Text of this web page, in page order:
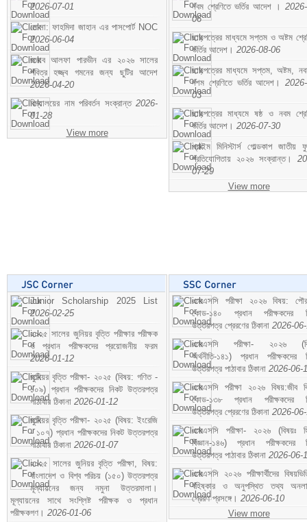
2026-07-01
মোসা: ফাহমিদা জাহান এর পাসপোর্ট NOC
2026-06-04
জনাব আলফা পারভীন এর ২০২৬ সালের
পবিত্র হজ্জ্ব গমনের জন্য ছুটির আদেশ
2026-04-20
বিদ্যালয়ের নাম পরিবর্তন সংক্রান্ত 2026-
01-28
View more
নবম শ্রেণিতে ভর্তির আদেশ ।
06
ছাড়পত্রের মাধ্যমে সপ্তম ও অষ্টম
ভর্তির আদেশ। 2026-08-06
ছাড়পত্রের মাধ্যমে সপ্তম, অষ্টম,
দশম শ্রেণিতে ভর্তির আদেশ।
03
ছাড়পত্রের মাধ্যমে ষষ্ঠ ও নবম
ভর্তির আদেশ। 2026-07-30
প্রাইম মিনিস্টার্স গোল্ডকাপ জাতীয়
প্রতিযোগিতায় ২০২৬ সংক্রান্ত।
07-29
View more
Junior Scholarship 2025 List
2026-02-25
২০২৫ সালের জুনিয়র বৃত্তি পরীক্ষার পরীক্ষক
ও প্রধান পরীক্ষকদের প্রয়োজনীয় ফরম
2026-01-12
জুনিয়র বৃত্তি পরীক্ষা- ২০২৫ (বিষয়: গণিত -
১০৯) প্রধান পরীক্ষকদের নিকট উত্তরপত্র
পাঠাবার ঠিকানা 2026-01-12
জুনিয়র বৃত্তি পরীক্ষা- ২০২৫ (বিষয়: ইংরেজি
- ১০৭) প্রধান পরীক্ষকদের নিকট উত্তরপত্র
পাঠাবার ঠিকানা 2026-01-07
২০২৫ সালের জুনিয়র বৃত্তি পরীক্ষা, বিষয়:
বাংলাদেশ ও বিশ্ব পরিচয় (১৫০) উত্তরপত্র
মূল্যায়নের জন্য নমুনা উত্তরমালা।
মূল্যায়নের সাথে সংশ্লিষ্ট পরীক্ষক ও প্রধান
পরীক্ষকগণ। 2026-01-06
এসএসসি পরীক্ষা ২০২৬ বিষয়:
কোড-১৪০ প্রধান পরীক্ষকদের
উত্তরপত্র প্রেরণের ঠিকানা 2026-
এসএসসি পরীক্ষা- ২০২৬
অর্থনীতি-১৪১) প্রধান পরীক্ষকদের
উত্তরপত্র পাঠাবার ঠিকানা 2026-06-
এসএসসি পরীক্ষা ২০২৬ বিষয়:জীব
কোড-১৩৮ প্রধান পরীক্ষকদের
উত্তরপত্র প্রেরণের ঠিকানা 2026-
এসএসসি পরীক্ষা- ২০২৬ (বিষয়ঃ
বিজ্ঞান-১৪৬) প্রধান পরীক্ষকদের
উত্তরপত্র পাঠাবার ঠিকানা 2026-06-
এসএসসি ২০২৬ পরীক্ষার্থীদের
বহিষ্কার ও অনুপস্থিত তথ্য
প্রেরণ প্রসঙ্গে। 2026-06-10
View more